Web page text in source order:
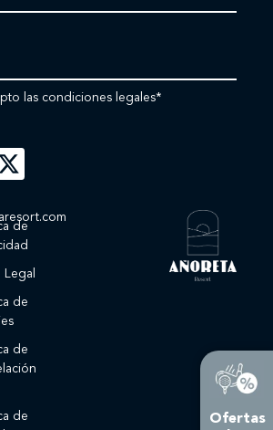
las condiciones legales*
de
de
de
de
Ofertas